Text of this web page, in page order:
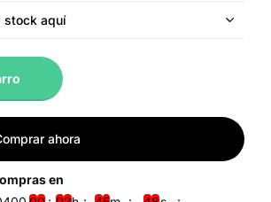
stock aquí
AR, Chile
en 24-48 horas a todo Chile.
ahora
en